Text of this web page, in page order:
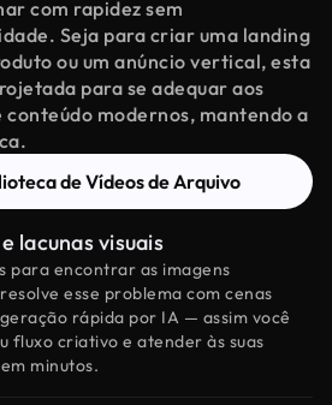
com rapidez sem
Seja para criar uma landing
ou um anúncio vertical, esta
para se adequar aos
modernos, mantendo a
de Vídeos de Arquivo
lacunas visuais
para encontrar as imagens
esse problema com cenas
rápida por IA — assim você
fluxo criativo e atender às suas
minutos.